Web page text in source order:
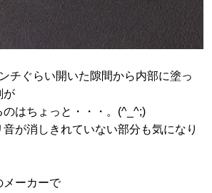
チぐらい開いた隙間から内部に塗っ
が
はちょっと・・・。(^_^;)
が消しきれていない部分も気になり
メーカーで